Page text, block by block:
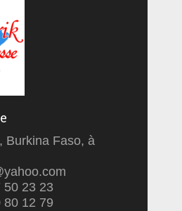
Burkina Faso, à
50 23 23
80 12 79